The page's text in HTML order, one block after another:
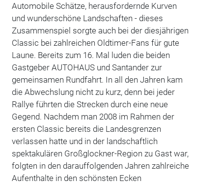
Automobile Schätze, herausfordernde Kurven
und wunderschöne Landschaften - dieses
Zusammenspiel sorgte auch bei der diesjährigen
Classic bei zahlreichen Oldtimer-Fans für gute
Laune. Bereits zum 16. Mal luden die beiden
Gastgeber AUTOHAUS und Santander zur
gemeinsamen Rundfahrt. In all den Jahren kam
die Abwechslung nicht zu kurz, denn bei jeder
Rallye führten die Strecken durch eine neue
Gegend. Nachdem man 2008 im Rahmen der
ersten Classic bereits die Landesgrenzen
verlassen hatte und in der landschaftlich
spektakulären Großglockner-Region zu Gast war,
folgten in den darauffolgenden Jahren zahlreiche
Aufenthalte in den schönsten Ecken